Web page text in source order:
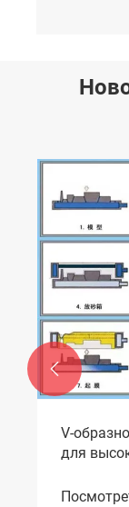
V-
для
